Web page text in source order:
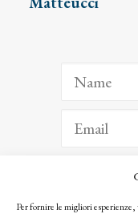
Per fornire le migliori